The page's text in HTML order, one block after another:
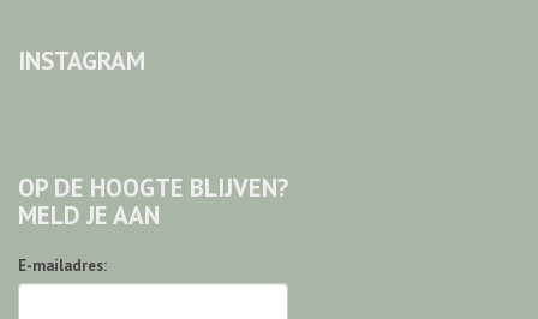
INSTAGRAM
OP DE HOOGTE BLIJVEN?
MELD JE AAN
E-mailadres: